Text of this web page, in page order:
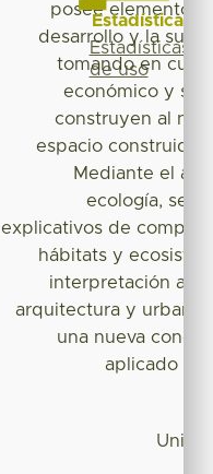
posee elementos
desarrollo y la
tomando en
económico y
construyen al
espacio construido
Mediante el
ecología, se
explicativos de
hábitats y
interpretación a
arquitectura y
una nueva
aplicado al
Estadísticas
Estadísticas
de uso